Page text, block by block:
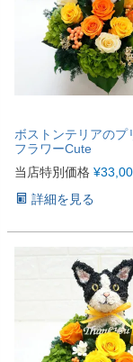
ボストンテリアのプ
フラワーCute
当店特別価格 ¥
詳細を見る